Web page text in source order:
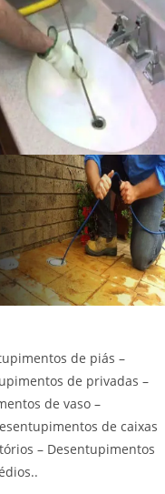
de piás –
de privadas –
de vaso –
de caixas
– Desentupimentos